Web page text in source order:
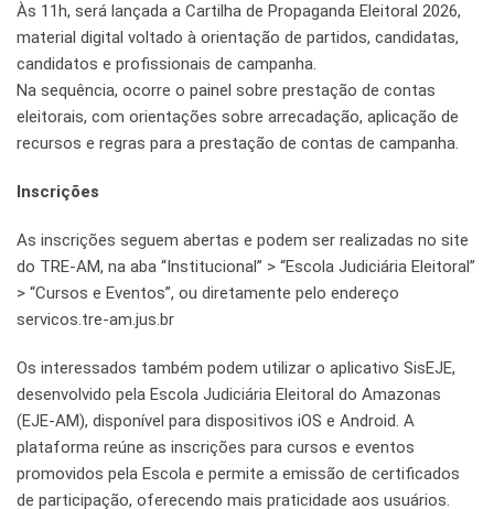
Às 11h, será lançada a Cartilha de Propaganda Eleitoral 2026,
material digital voltado à orientação de partidos, candidatas,
candidatos e profissionais de campanha.
Na sequência, ocorre o painel sobre prestação de contas
eleitorais, com orientações sobre arrecadação, aplicação de
recursos e regras para a prestação de contas de campanha.
Inscrições
As inscrições seguem abertas e podem ser realizadas no site
do TRE-AM, na aba “Institucional” > “Escola Judiciária Eleitoral”
> “Cursos e Eventos”, ou diretamente pelo endereço
servicos.tre-am.jus.br
Os interessados também podem utilizar o aplicativo SisEJE,
desenvolvido pela Escola Judiciária Eleitoral do Amazonas
(EJE-AM), disponível para dispositivos iOS e Android. A
plataforma reúne as inscrições para cursos e eventos
promovidos pela Escola e permite a emissão de certificados
de participação, oferecendo mais praticidade aos usuários.